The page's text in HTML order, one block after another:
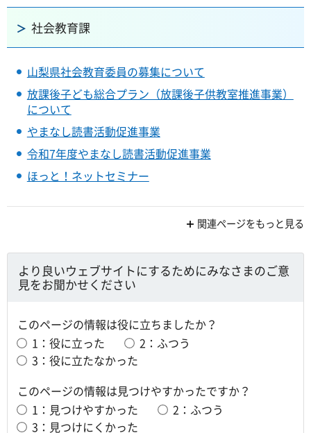
社会教育課
山梨県社会教育委員の募集について
放課後子ども総合プラン（放課後子供教室推進事業）
について
やまなし読書活動促進事業
令和7年度やまなし読書活動促進事業
ほっと！ネットセミナー
関連ページをもっと見る
より良いウェブサイトにするためにみなさまのご意
見をお聞かせください
このページの情報は役に立ちましたか？
1：役に立った
2：ふつう
3：役に立たなかった
このページの情報は見つけやすかったですか？
1：見つけやすかった
2：ふつう
3：見つけにくかった